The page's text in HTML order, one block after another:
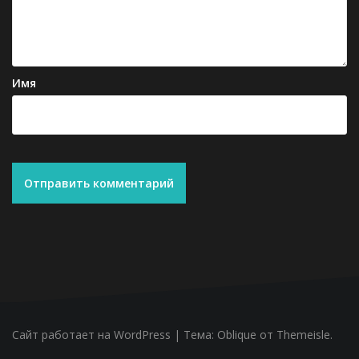
Имя
Сайт работает на WordPress | Тема: Oblique от Themeisle.